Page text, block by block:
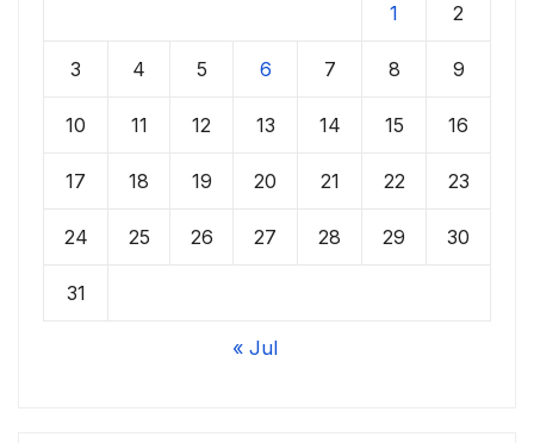
1 2
3 4 5 6 7 8 9
10 11 12 13 14 15 16
17 18 19 20 21 22 23
24 25 26 27 28 29 30
31
« Jul